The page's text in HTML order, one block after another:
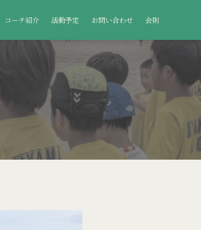
コーチ紹介 活動予定 お問い合わせ 会則